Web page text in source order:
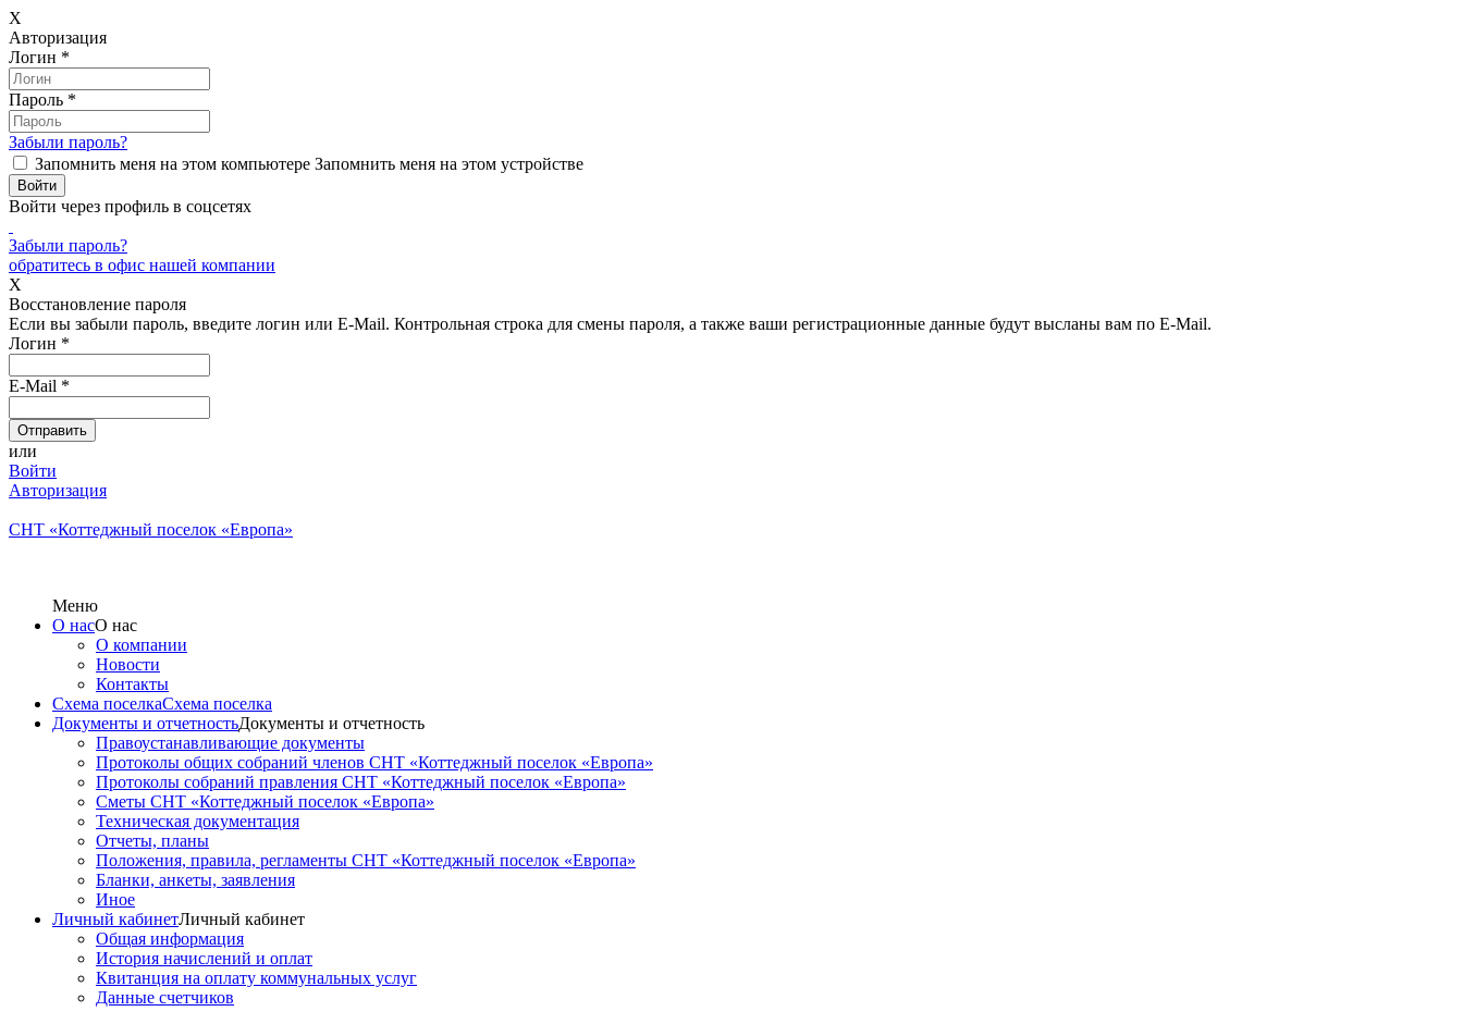
X
Авторизация
Логин *
Пароль *
Забыли пароль?
Запомнить меня на этом компьютере Запомнить меня на этом устройстве
Войти через профиль в соцсетях
Забыли пароль?
обратитесь в офис нашей компании
X
Восстановление пароля
Если вы забыли пароль, введите логин или E-Mail. Контрольная строка для смены пароля, а также ваши регистрационные данные будут высланы вам по E-Mail.
Логин *
E-Mail *
или
Войти
Авторизация
СНТ «Коттеджный поселок «Европа»
Меню
О насО нас
О компании
Новости
Контакты
Схема поселкаСхема поселка
Документы и отчетностьДокументы и отчетность
Правоустанавливающие документы
Протоколы общих собраний членов СНТ «Коттеджный поселок «Европа»
Протоколы собраний правления СНТ «Коттеджный поселок «Европа»
Сметы СНТ «Коттеджный поселок «Европа»
Техническая документация
Отчеты, планы
Положения, правила, регламенты СНТ «Коттеджный поселок «Европа»
Бланки, анкеты, заявления
Иное
Личный кабинетЛичный кабинет
Общая информация
История начислений и оплат
Квитанция на оплату коммунальных услуг
Данные счетчиков